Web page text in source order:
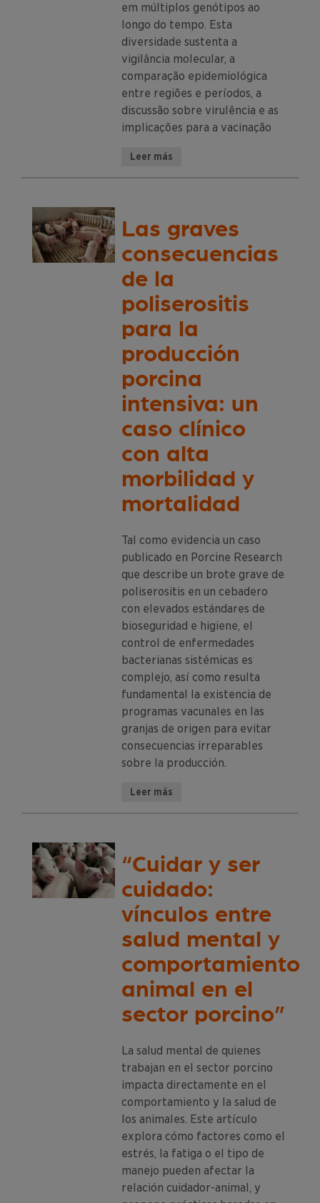
em múltiplos genótipos ao
longo do tempo. Esta
diversidade sustenta a
vigilância molecular, a
comparação epidemiológica
entre regiões e períodos, a
discussão sobre virulência e as
implicações para a vacinação
Leer más
Las graves
consecuencias
de la
poliserositis
para la
producción
porcina
intensiva: un
caso clínico
con alta
morbilidad y
mortalidad
Tal como evidencia un caso
publicado en Porcine Research
que describe un brote grave de
poliserositis en un cebadero
con elevados estándares de
bioseguridad e higiene, el
control de enfermedades
bacterianas sistémicas es
complejo, así como resulta
fundamental la existencia de
programas vacunales en las
granjas de origen para evitar
consecuencias irreparables
sobre la producción.
Leer más
“Cuidar y ser
cuidado:
vínculos entre
salud mental y
comportamiento
animal en el
sector porcino”
La salud mental de quienes
trabajan en el sector porcino
impacta directamente en el
comportamiento y la salud de
los animales. Este artículo
explora cómo factores como el
estrés, la fatiga o el tipo de
manejo pueden afectar la
relación cuidador-animal, y